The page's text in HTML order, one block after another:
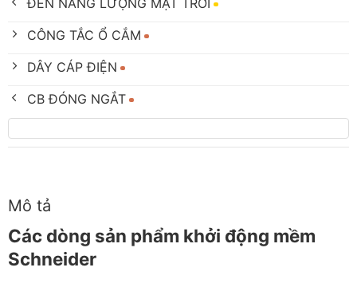
ĐÈN NĂNG LƯỢNG MẶT TRỜI
CÔNG TẮC Ổ CẮM
DÂY CÁP ĐIỆN
CB ĐÓNG NGẮT
Mô tả
Các dòng sản phẩm khởi động mềm
Schneider